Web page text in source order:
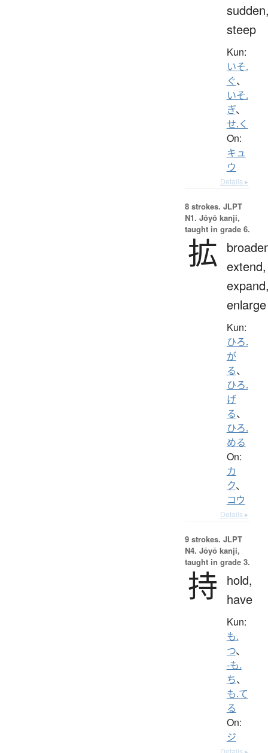
steep
Kun:
いそ.
ぐ、
いそ.
ぎ、
せ.く
On:
キュ
ウ
Details ▸
8 strokes. JLPT
N1. Jōyō kanji,
taught in grade 6.
拡 extend,
enlarge
Kun:
ひろ.
が
る、
ひろ.
げ
る、
ひろ.
める
On:
カ
ク、
コウ
Details ▸
9 strokes. JLPT
N4. Jōyō kanji,
taught in grade 3.
持
hold,
have
Kun:
も.
つ、
-も.
ち、
も.て
る
On:
ジ
Details ▸